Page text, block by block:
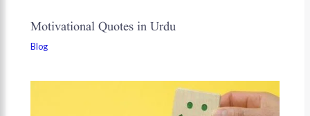
o
k
Motivational Quotes in Urdu
Blog